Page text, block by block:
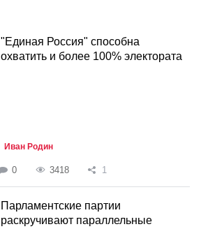
"Единая Россия" способна
охватить и более 100% электората
Иван Родин
0 3418 1
Парламентские партии
раскручивают параллельные